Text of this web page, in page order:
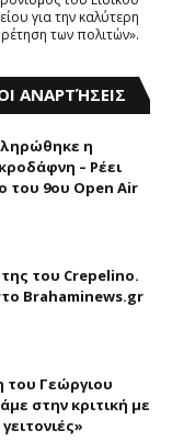
για την καλύτερη
των πολιτών».
ΑΝΑΡΤΉΣΕΙΣ
η
– Ρέει
του 9ου Open Air
του Crepelino.
Brahaminews.gr
του Γεώργιου
στην κριτική με